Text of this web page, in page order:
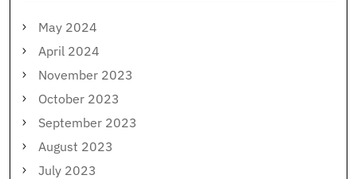
May 2024
April 2024
November 2023
October 2023
September 2023
August 2023
July 2023